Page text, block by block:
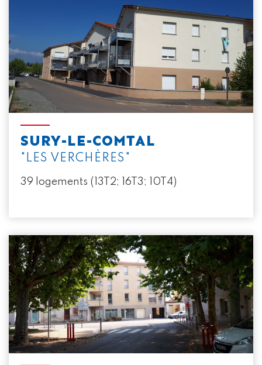
SURY-LE-COMTAL
"LES VERCHÈRES"
39 logements (13T2; 16T3; 10T4)